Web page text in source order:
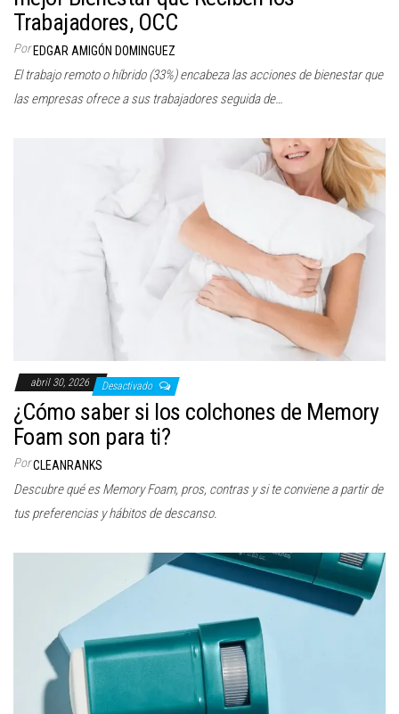
Trabajadores, OCC
Por EDGAR AMIGÓN DOMINGUEZ
El trabajo remoto o híbrido (33%) encabeza las acciones de bienestar que
las empresas ofrece a sus trabajadores seguida de…
abril 30, 2026 Desactivado
¿Cómo saber si los colchones de Memory
Foam son para ti?
PorCLEANRANKS
Descubre qué es Memory Foam, pros, contras y si te conviene a partir de
tus preferencias y hábitos de descanso.